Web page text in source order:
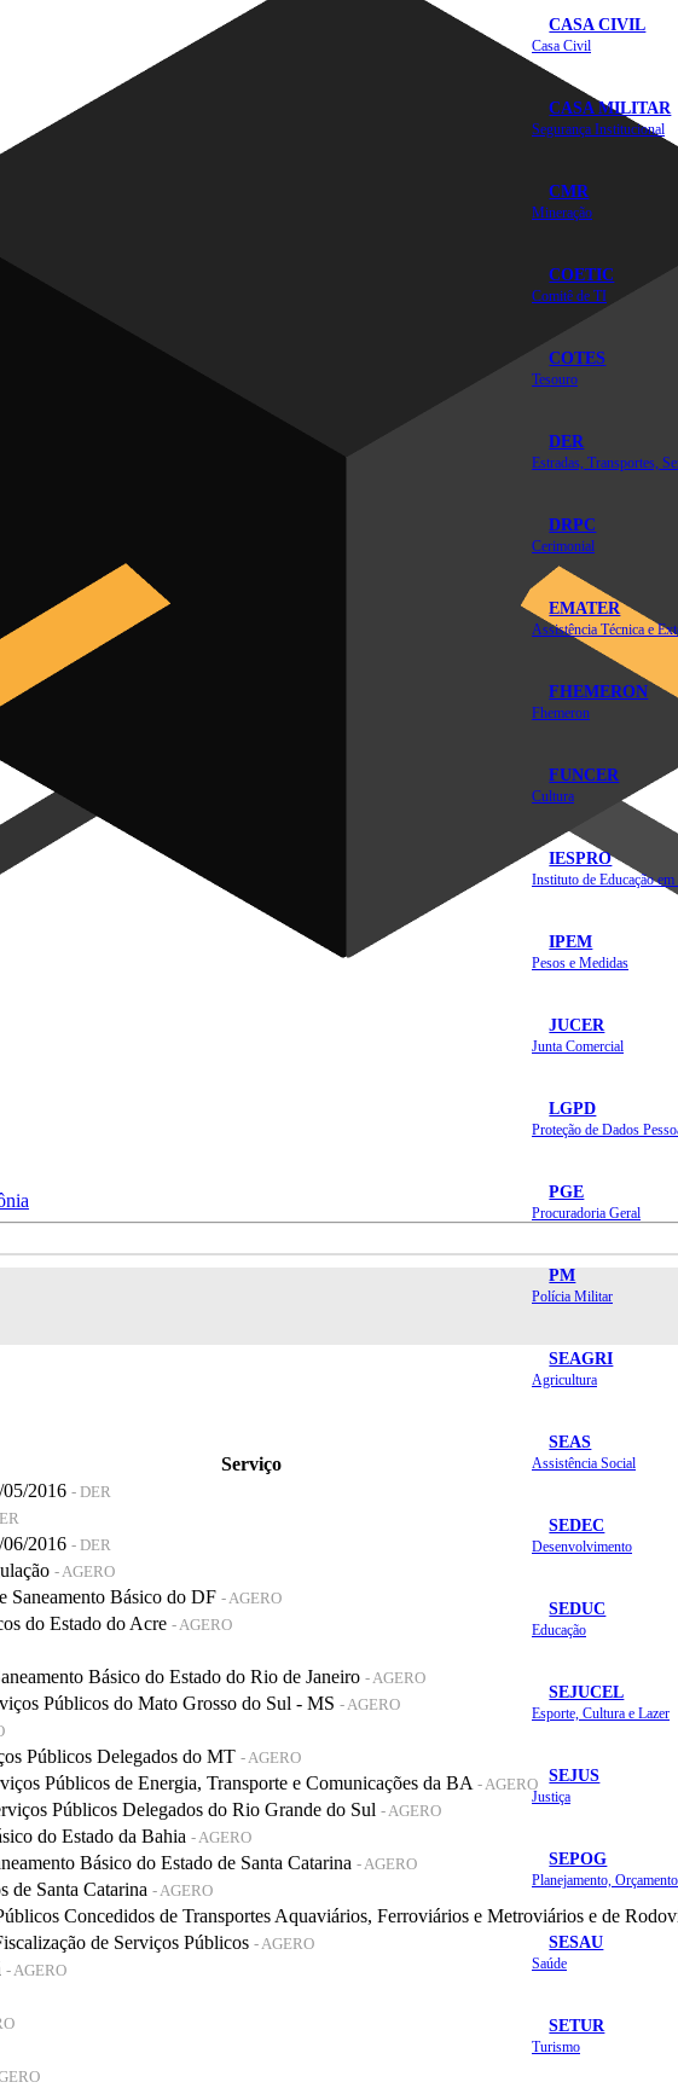
CASA CIVIL
Casa Civil
CASA MILITAR
Segurança Institucional
CMR
Mineração
COETIC
Comitê de TI
COTES
Tesouro
DER
DRPC
Cerimonial
EMATER
FHEMERON
Fhemeron
FUNCER
Cultura
IESPRO
IPEM
Pesos e Medidas
JUCER
Junta Comercial
LGPD
Proteção de Dados
PGE
Procuradoria Geral
PM
Polícia Militar
SEAGRI
Agricultura
SEAS
Assistência Social
SEDEC
Desenvolvimento
SEDUC
Educação
SEJUCEL
Esporte, Cultura e Lazer
SEJUS
Justiça
SEPOG
SESAU
Saúde
SETUR
Turismo
Serviço
2016 - DER
2016 - DER
- AGERO
Saneamento Básico do DF - AGERO
do Estado do Acre - AGERO
Básico do Estado do Rio de Janeiro - AGERO
Públicos do Mato Grosso do Sul - MS - AGERO
Públicos Delegados do MT - AGERO
Públicos de Energia, Transporte e Comunicações da BA - AGERO
Públicos Delegados do Rio Grande do Sul - AGERO
do Estado da Bahia - AGERO
Básico do Estado de Santa Catarina - AGERO
de Santa Catarina - AGERO
Concedidos de Transportes Aquaviários, Ferroviários e Metroviários e de
de Serviços Públicos - AGERO
- AGERO